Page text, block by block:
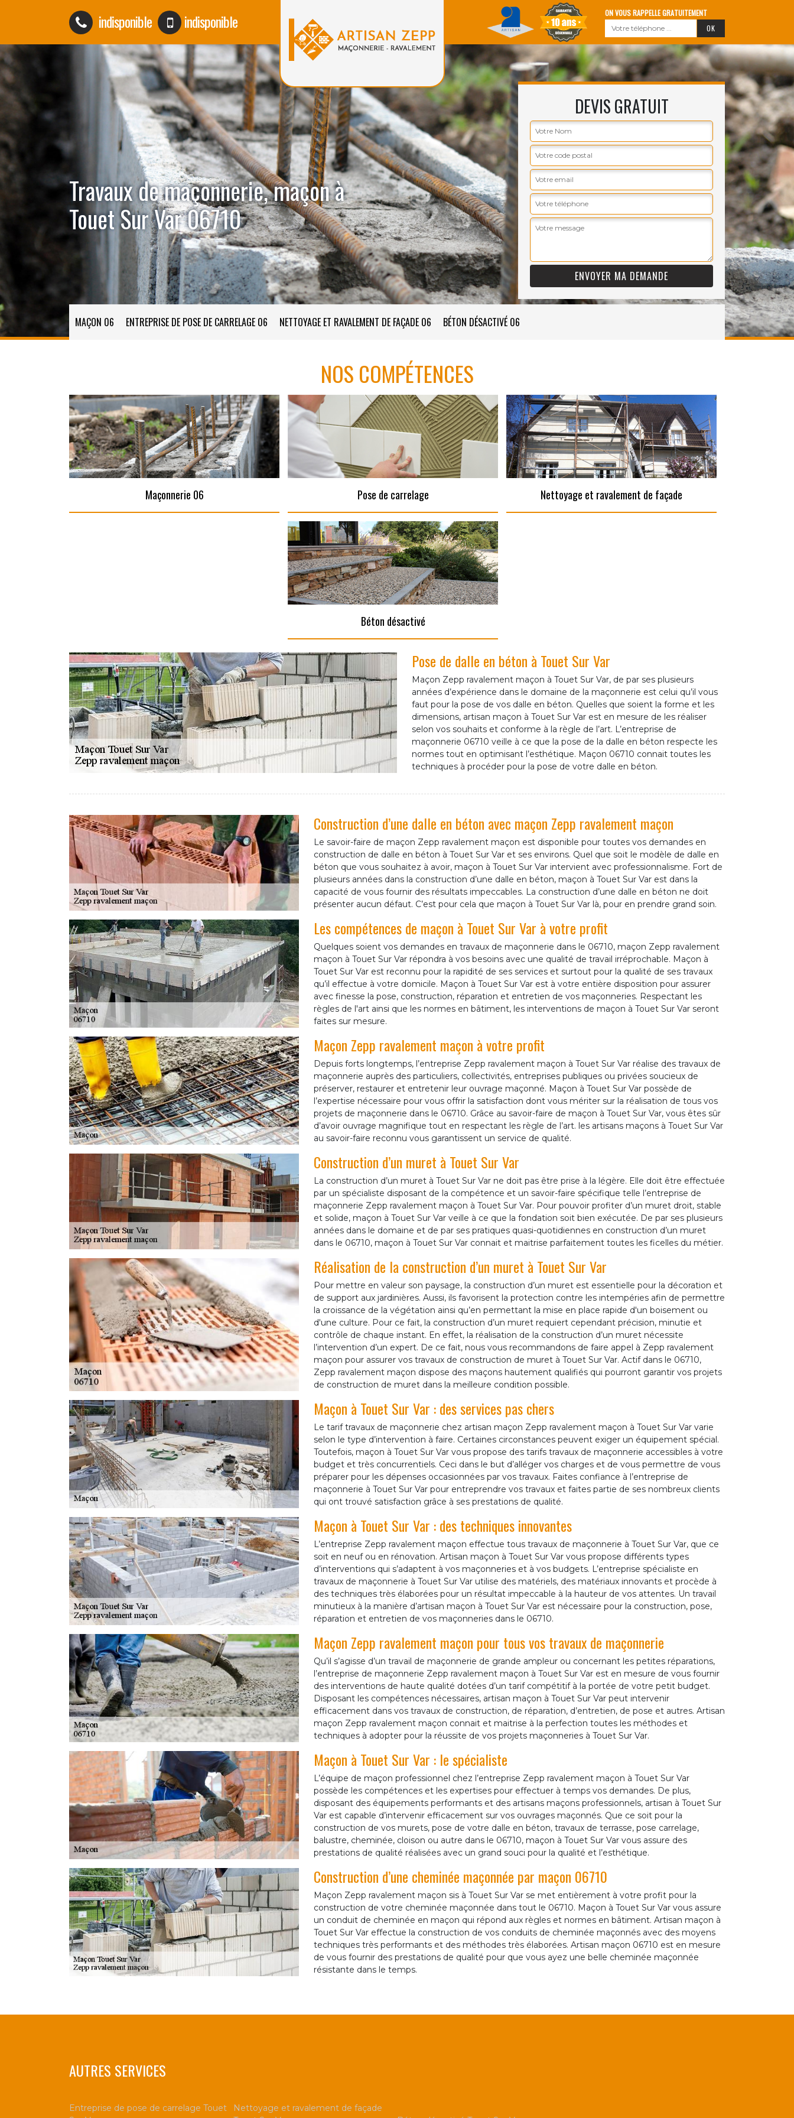
indisponible indisponible ON VOUS RAPPELLE GRATUITEMENT
Travaux de maçonnerie, maçon à
Touet Sur Var 06710
DEVIS GRATUIT
MAÇON 06 ENTREPRISE DE POSE DE CARRELAGE 06 NETTOYAGE ET RAVALEMENT DE FAÇADE 06 BÉTON DÉSACTIVÉ 06
NOS COMPÉTENCES
Maçonnerie 06 Pose de carrelage Nettoyage et ravalement de façade
Béton désactivé
Pose de dalle en béton à Touet Sur Var
Maçon Zepp ravalement maçon à Touet Sur Var, de par ses plusieurs
années d’expérience dans le domaine de la maçonnerie est celui qu’il vous
faut pour la pose de vos dalle en béton. Quelles que soient la forme et les
dimensions, artisan maçon à Touet Sur Var est en mesure de les réaliser
selon vos souhaits et conforme à la règle de l’art. L’entreprise de
maçonnerie 06710 veille à ce que la pose de la dalle en béton respecte les
normes tout en optimisant l’esthétique. Maçon 06710 connait toutes les
techniques à procéder pour la pose de votre dalle en béton.
Construction d’une dalle en béton avec maçon Zepp ravalement maçon
Le savoir-faire de maçon Zepp ravalement maçon est disponible pour toutes vos demandes en
construction de dalle en béton à Touet Sur Var et ses environs. Quel que soit le modèle de dalle en
béton que vous souhaitez à avoir, maçon à Touet Sur Var intervient avec professionnalisme. Fort de
plusieurs années dans la construction d’une dalle en béton, maçon à Touet Sur Var est dans la
capacité de vous fournir des résultats impeccables. La construction d’une dalle en béton ne doit
présenter aucun défaut. C’est pour cela que maçon à Touet Sur Var là, pour en prendre grand soin.
Les compétences de maçon à Touet Sur Var à votre profit
Quelques soient vos demandes en travaux de maçonnerie dans le 06710, maçon Zepp ravalement
maçon à Touet Sur Var répondra à vos besoins avec une qualité de travail irréprochable. Maçon à
Touet Sur Var est reconnu pour la rapidité de ses services et surtout pour la qualité de ses travaux
qu’il effectue à votre domicile. Maçon à Touet Sur Var est à votre entière disposition pour assurer
avec finesse la pose, construction, réparation et entretien de vos maçonneries. Respectant les
règles de l'art ainsi que les normes en bâtiment, les interventions de maçon à Touet Sur Var seront
faites sur mesure.
Maçon Zepp ravalement maçon à votre profit
Depuis forts longtemps, l’entreprise Zepp ravalement maçon à Touet Sur Var réalise des travaux de
maçonnerie auprès des particuliers, collectivités, entreprises publiques ou privées soucieux de
préserver, restaurer et entretenir leur ouvrage maçonné. Maçon à Touet Sur Var possède de
l’expertise nécessaire pour vous offrir la satisfaction dont vous mériter sur la réalisation de tous vos
projets de maçonnerie dans le 06710. Grâce au savoir-faire de maçon à Touet Sur Var, vous êtes sûr
d’avoir ouvrage magnifique tout en respectant les règle de l’art. les artisans maçons à Touet Sur Var
au savoir-faire reconnu vous garantissent un service de qualité.
Construction d’un muret à Touet Sur Var
La construction d’un muret à Touet Sur Var ne doit pas être prise à la légère. Elle doit être effectuée
par un spécialiste disposant de la compétence et un savoir-faire spécifique telle l’entreprise de
maçonnerie Zepp ravalement maçon à Touet Sur Var. Pour pouvoir profiter d’un muret droit, stable
et solide, maçon à Touet Sur Var veille à ce que la fondation soit bien exécutée. De par ses plusieurs
années dans le domaine et de par ses pratiques quasi-quotidiennes en construction d’un muret
dans le 06710, maçon à Touet Sur Var connait et maitrise parfaitement toutes les ficelles du métier.
Réalisation de la construction d’un muret à Touet Sur Var
Pour mettre en valeur son paysage, la construction d’un muret est essentielle pour la décoration et
de support aux jardinières. Aussi, ils favorisent la protection contre les intempéries afin de permettre
la croissance de la végétation ainsi qu’en permettant la mise en place rapide d'un boisement ou
d'une culture. Pour ce fait, la construction d’un muret requiert cependant précision, minutie et
contrôle de chaque instant. En effet, la réalisation de la construction d’un muret nécessite
l’intervention d’un expert. De ce fait, nous vous recommandons de faire appel à Zepp ravalement
maçon pour assurer vos travaux de construction de muret à Touet Sur Var. Actif dans le 06710,
Zepp ravalement maçon dispose des maçons hautement qualifiés qui pourront garantir vos projets
de construction de muret dans la meilleure condition possible.
Maçon à Touet Sur Var : des services pas chers
Le tarif travaux de maçonnerie chez artisan maçon Zepp ravalement maçon à Touet Sur Var varie
selon le type d’intervention à faire. Certaines circonstances peuvent exiger un équipement spécial.
Toutefois, maçon à Touet Sur Var vous propose des tarifs travaux de maçonnerie accessibles à votre
budget et très concurrentiels. Ceci dans le but d’alléger vos charges et de vous permettre de vous
préparer pour les dépenses occasionnées par vos travaux. Faites confiance à l’entreprise de
maçonnerie à Touet Sur Var pour entreprendre vos travaux et faites partie de ses nombreux clients
qui ont trouvé satisfaction grâce à ses prestations de qualité.
Maçon à Touet Sur Var : des techniques innovantes
L’entreprise Zepp ravalement maçon effectue tous travaux de maçonnerie à Touet Sur Var, que ce
soit en neuf ou en rénovation. Artisan maçon à Touet Sur Var vous propose différents types
d’interventions qui s’adaptent à vos maçonneries et à vos budgets. L’entreprise spécialiste en
travaux de maçonnerie à Touet Sur Var utilise des matériels, des matériaux innovants et procède à
des techniques très élaborées pour un résultat impeccable à la hauteur de vos attentes. Un travail
minutieux à la manière d’artisan maçon à Touet Sur Var est nécessaire pour la construction, pose,
réparation et entretien de vos maçonneries dans le 06710.
Maçon Zepp ravalement maçon pour tous vos travaux de maçonnerie
Qu’il s’agisse d’un travail de maçonnerie de grande ampleur ou concernant les petites réparations,
l’entreprise de maçonnerie Zepp ravalement maçon à Touet Sur Var est en mesure de vous fournir
des interventions de haute qualité dotées d’un tarif compétitif à la portée de votre petit budget.
Disposant les compétences nécessaires, artisan maçon à Touet Sur Var peut intervenir
efficacement dans vos travaux de construction, de réparation, d’entretien, de pose et autres. Artisan
maçon Zepp ravalement maçon connait et maitrise à la perfection toutes les méthodes et
techniques à adopter pour la réussite de vos projets maçonneries à Touet Sur Var.
Maçon à Touet Sur Var : le spécialiste
L’équipe de maçon professionnel chez l’entreprise Zepp ravalement maçon à Touet Sur Var
possède les compétences et les expertises pour effectuer à temps vos demandes. De plus,
disposant des équipements performants et des artisans maçons professionnels, artisan à Touet Sur
Var est capable d’intervenir efficacement sur vos ouvrages maçonnés. Que ce soit pour la
construction de vos murets, pose de votre dalle en béton, travaux de terrasse, pose carrelage,
balustre, cheminée, cloison ou autre dans le 06710, maçon à Touet Sur Var vous assure des
prestations de qualité réalisées avec un grand souci pour la qualité et l’esthétique.
Construction d’une cheminée maçonnée par maçon 06710
Maçon Zepp ravalement maçon sis à Touet Sur Var se met entièrement à votre profit pour la
construction de votre cheminée maçonnée dans tout le 06710. Maçon à Touet Sur Var vous assure
un conduit de cheminée en maçon qui répond aux règles et normes en bâtiment. Artisan maçon à
Touet Sur Var effectue la construction de vos conduits de cheminée maçonnés avec des moyens
techniques très performants et des méthodes très élaborées. Artisan maçon 06710 est en mesure
de vous fournir des prestations de qualité pour que vous ayez une belle cheminée maçonnée
résistante dans le temps.
AUTRES SERVICES
Entreprise de pose de carrelage Touet
Nettoyage et ravalement de façade